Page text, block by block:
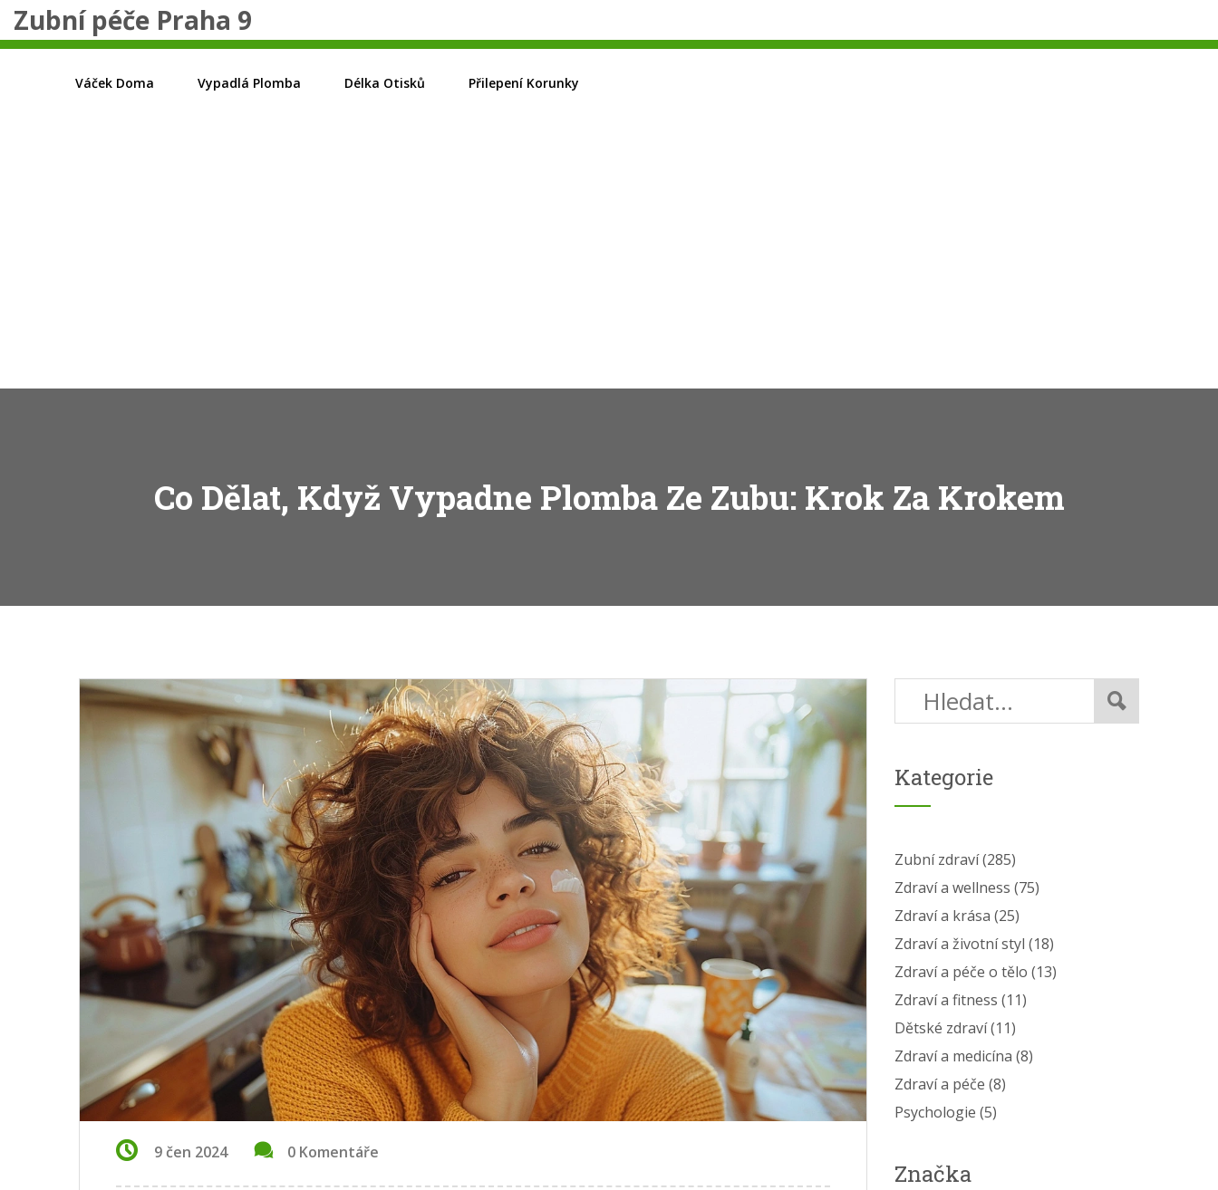
Zubní péče Praha 9
Váček Doma Vypadlá Plomba Délka Otisků Přilepení Korunky
Co Dělat, Když Vypadne Plomba Ze Zubu: Krok Za Krokem
9 čen 2024 0 Komentáře
Kategorie
Zubní zdraví(285)
Zdraví a wellness (75)
Zdraví a krása (25)
Zdraví a životní styl (18)
Zdraví a péče o tělo (13)
Zdraví a fitness (11)
Dětské zdraví(11)
Zdraví a medicína (8)
Zdraví a péče (8)
Psychologie (5)
Značka